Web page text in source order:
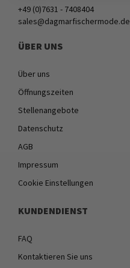
+49 (0)7631 - 7408404
sales@dagmarfischermode.de
ÜBER UNS
Über uns
Öffnungszeiten
Stellenangebote
Datenschutz
AGB
Impressum
Cookie Einstellungen
KUNDENDIENST
FAQ
Kontaktieren Sie uns